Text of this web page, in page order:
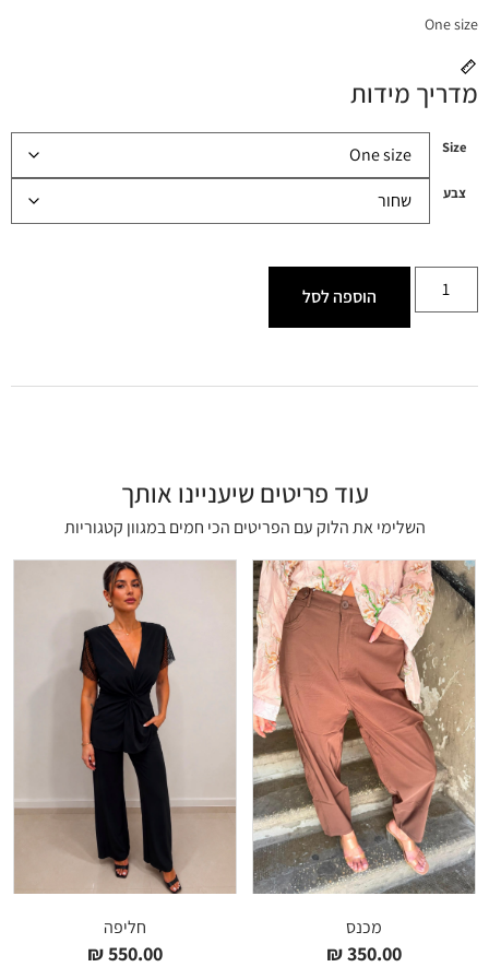
One size
מדריך מידות
Size
צבע
הוספה לסל
עוד פריטים שיעניינו אותך
השלימי את הלוק עם הפריטים הכי חמים במגוון קטגוריות
מכנס
350.00
₪
חליפה
550.00
₪